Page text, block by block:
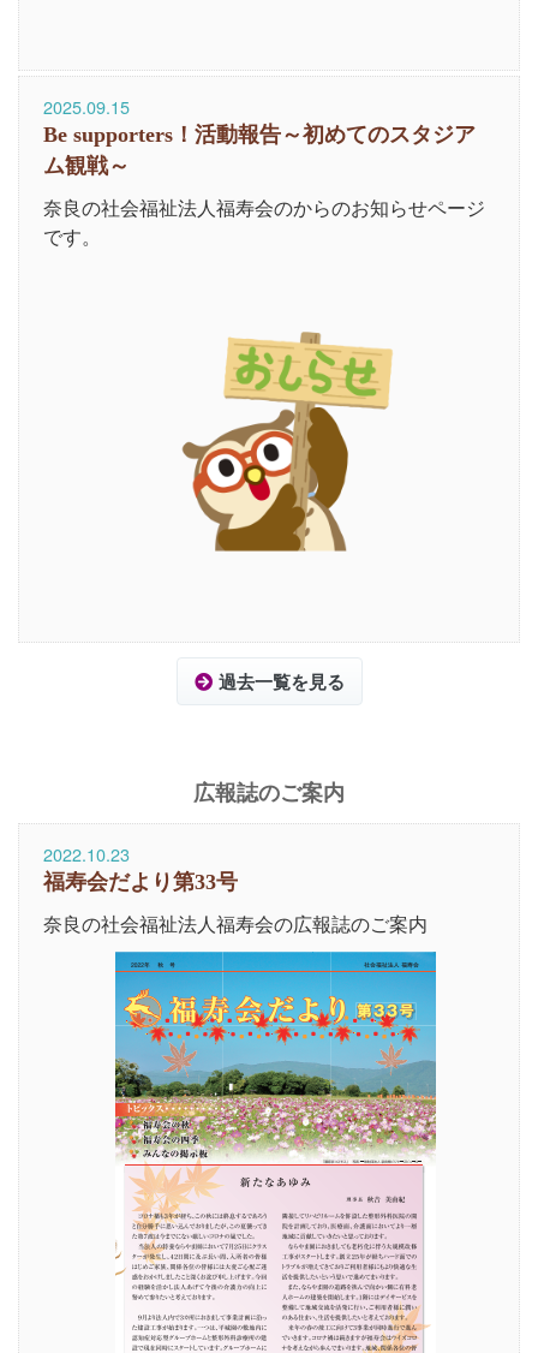
2025.09.15
Be supporters！活動報告～初めてのスタジア
ム観戦～
奈良の社会福祉法人福寿会のからのお知らせページ
です。
過去一覧を見る
広報誌のご案内
2022.10.23
福寿会だより第33号
奈良の社会福祉法人福寿会の広報誌のご案内